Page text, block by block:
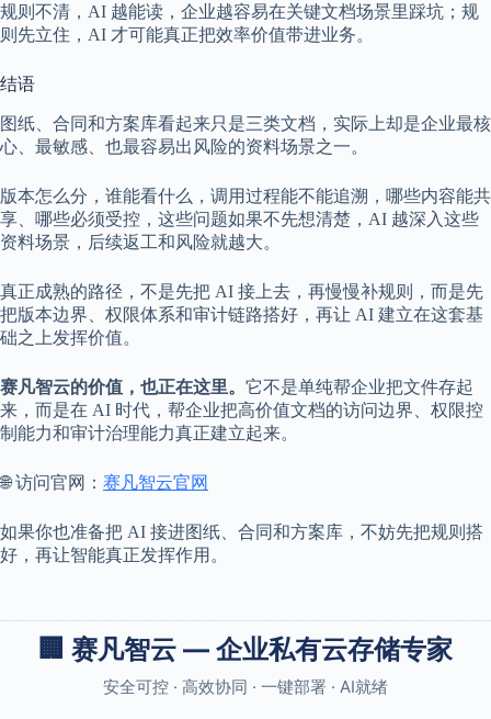
规则不清，AI 越能读，企业越容易在关键文档场景里踩坑；规
则先立住，AI 才可能真正把效率价值带进业务。
结语
图纸、合同和方案库看起来只是三类文档，实际上却是企业最核
心、最敏感、也最容易出风险的资料场景之一。
版本怎么分，谁能看什么，调用过程能不能追溯，哪些内容能共
享、哪些必须受控，这些问题如果不先想清楚，AI 越深入这些
资料场景，后续返工和风险就越大。
真正成熟的路径，不是先把 AI 接上去，再慢慢补规则，而是先
把版本边界、权限体系和审计链路搭好，再让 AI 建立在这套基
础之上发挥价值。
赛凡智云的价值，也正在这里。 它不是单纯帮企业把文件存起
来，而是在 AI 时代，帮企业把高价值文档的访问边界、权限控
制能力和审计治理能力真正建立起来。
🌐 访问官网： 赛凡智云官网
如果你也准备把 AI 接进图纸、合同和方案库，不妨先把规则搭
好，再让智能真正发挥作用。
🏢 赛凡智云 — 企业私有云存储专家
安全可控 · 高效协同 · 一键部署 · AI就绪